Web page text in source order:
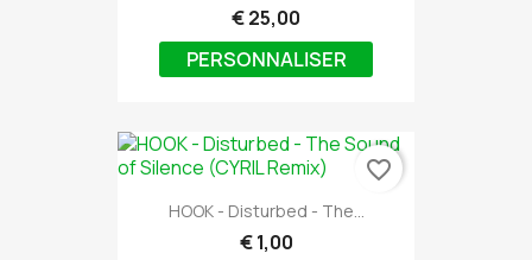
€ 25,00
PERSONNALISER
HOOK - Disturbed - The...
€ 1,00
favorite_border